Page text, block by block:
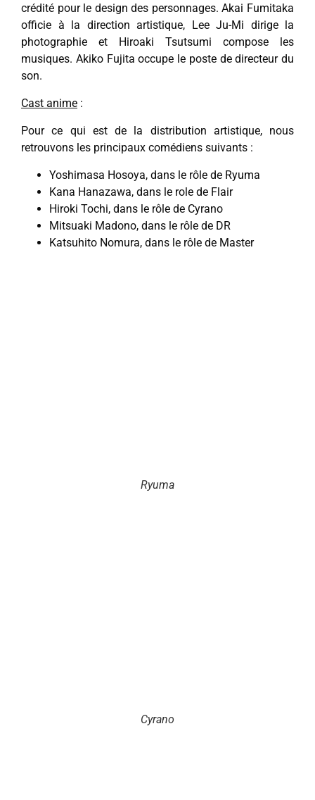
crédité pour le design des personnages. Akai Fumitaka
officie à la direction artistique, Lee Ju-Mi dirige la
photographie et Hiroaki Tsutsumi compose les
musiques. Akiko Fujita occupe le poste de directeur du
son.
Cast anime :
Pour ce qui est de la distribution artistique, nous
retrouvons les principaux comédiens suivants :
Yoshimasa Hosoya, dans le rôle de Ryuma
Kana Hanazawa, dans le role de Flair
Hiroki Tochi, dans le rôle de Cyrano
Mitsuaki Madono, dans le rôle de DR
Katsuhito Nomura, dans le rôle de Master
Ryuma
Cyrano